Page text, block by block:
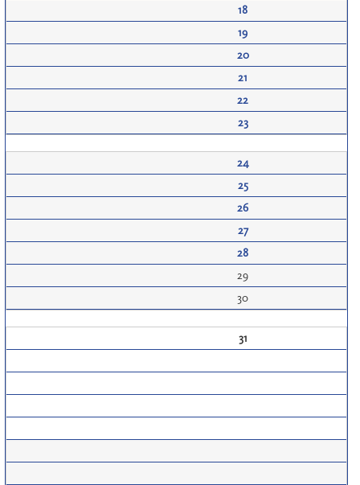
18
19
20
21
22
23
24
25
26
27
28
29
30
31